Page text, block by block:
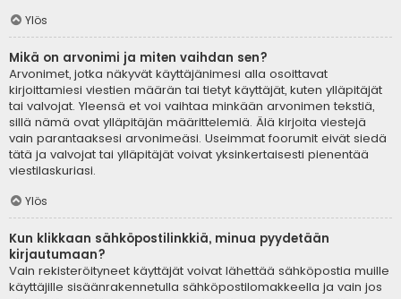
Ylös
Mikä on arvonimi ja miten vaihdan sen?
Arvonimet, jotka näkyvät käyttäjänimesi alla osoittavat
kirjoittamiesi viestien määrän tai tietyt käyttäjät, kuten ylläpitäjät
tai valvojat. Yleensä et voi vaihtaa minkään arvonimen tekstiä,
sillä nämä ovat ylläpitäjän määrittelemiä. Älä kirjoita viestejä
vain parantaaksesi arvonimeäsi. Useimmat foorumit eivät siedä
tätä ja valvojat tai ylläpitäjät voivat yksinkertaisesti pienentää
viestilaskuriasi.
Ylös
Kun klikkaan sähköpostilinkkiä, minua pyydetään
kirjautumaan?
Vain rekisteröityneet käyttäjät voivat lähettää sähköpostia muille
käyttäjille sisäänrakennetulla sähköpostilomakkeella ja vain jos